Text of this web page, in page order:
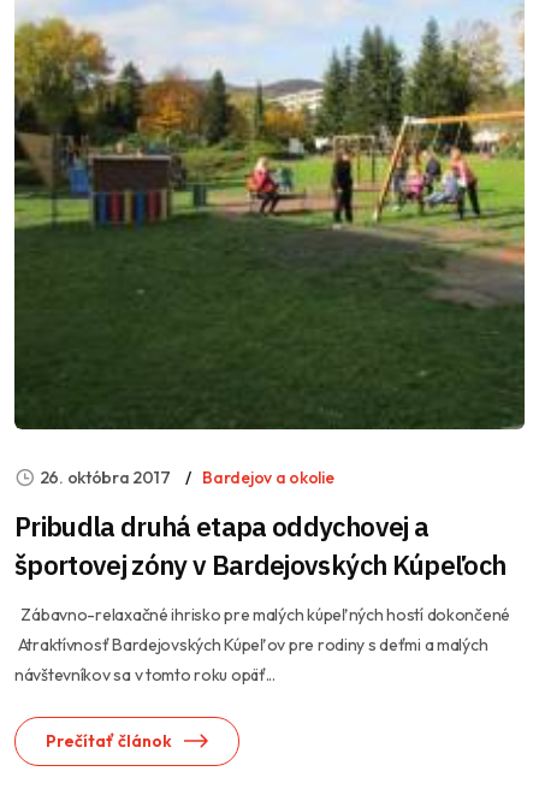
26. októbra 2017 Bardejov a okolie
Pribudla druhá etapa oddychovej a
športovej zóny v Bardejovských Kúpeľoch
Zábavno-relaxačné ihrisko pre malých kúpeľných hostí dokončené
Atraktívnosť Bardejovských Kúpeľov pre rodiny s deťmi a malých
návštevníkov sa v tomto roku opäť...
Prečítať článok